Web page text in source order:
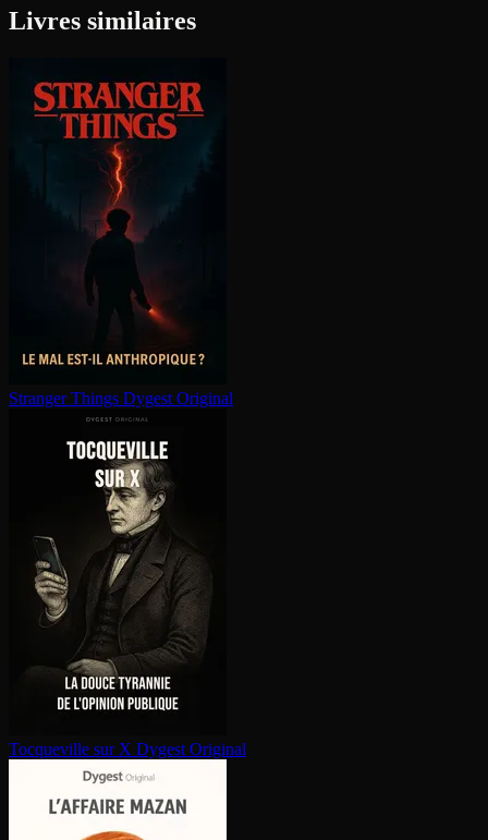
Livres similaires
Stranger Things Dygest Original
Tocqueville sur X Dygest Original